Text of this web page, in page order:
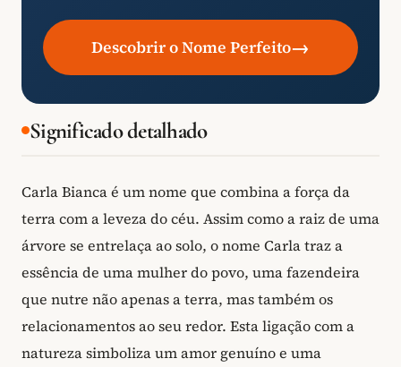
Descobrir o Nome Perfeito→
Significado detalhado
Carla Bianca é um nome que combina a força da
terra com a leveza do céu. Assim como a raiz de uma
árvore se entrelaça ao solo, o nome Carla traz a
essência de uma mulher do povo, uma fazendeira
que nutre não apenas a terra, mas também os
relacionamentos ao seu redor. Esta ligação com a
natureza simboliza um amor genuíno e uma